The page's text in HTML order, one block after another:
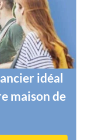
idéal
maison de